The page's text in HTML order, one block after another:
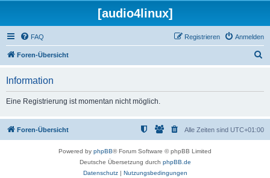
[audio4linux]
FAQ Anmelden
Registrieren
Foren-Übersicht
Information
Eine Registrierung ist momentan nicht möglich.
Foren-Übersicht Alle Zeiten sind UTC+01:00
Powered by phpBB® Forum Software © phpBB Limited
Deutsche Übersetzung durch phpBB.de
Datenschutz| Nutzungsbedingungen